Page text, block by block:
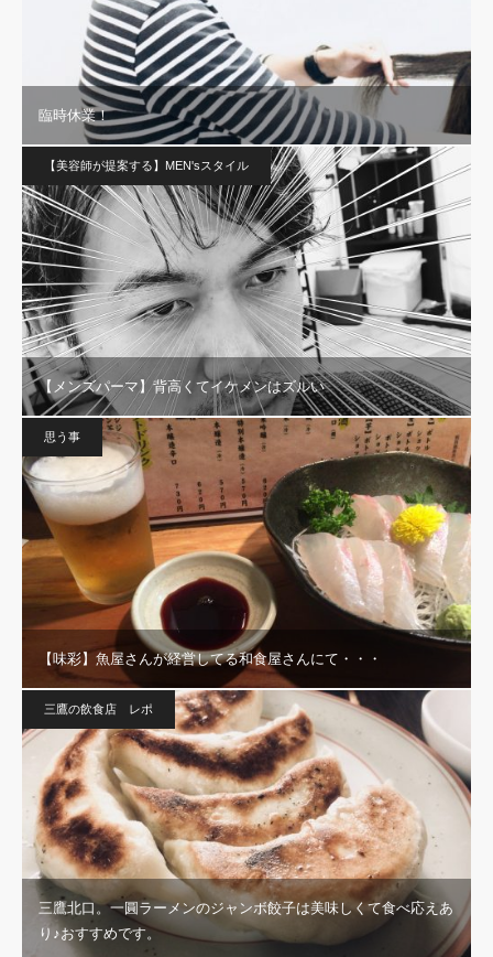
臨時休業！
【美容師が提案する】MEN'sスタイル
【メンズパーマ】背高くてイケメンはズルい
思う事
【味彩】魚屋さんが経営してる和食屋さんにて・・・
三鷹の飲食店 レポ
三鷹北口。一圓ラーメンのジャンボ餃子は美味しくて食べ応えあ
り♪おすすめです。